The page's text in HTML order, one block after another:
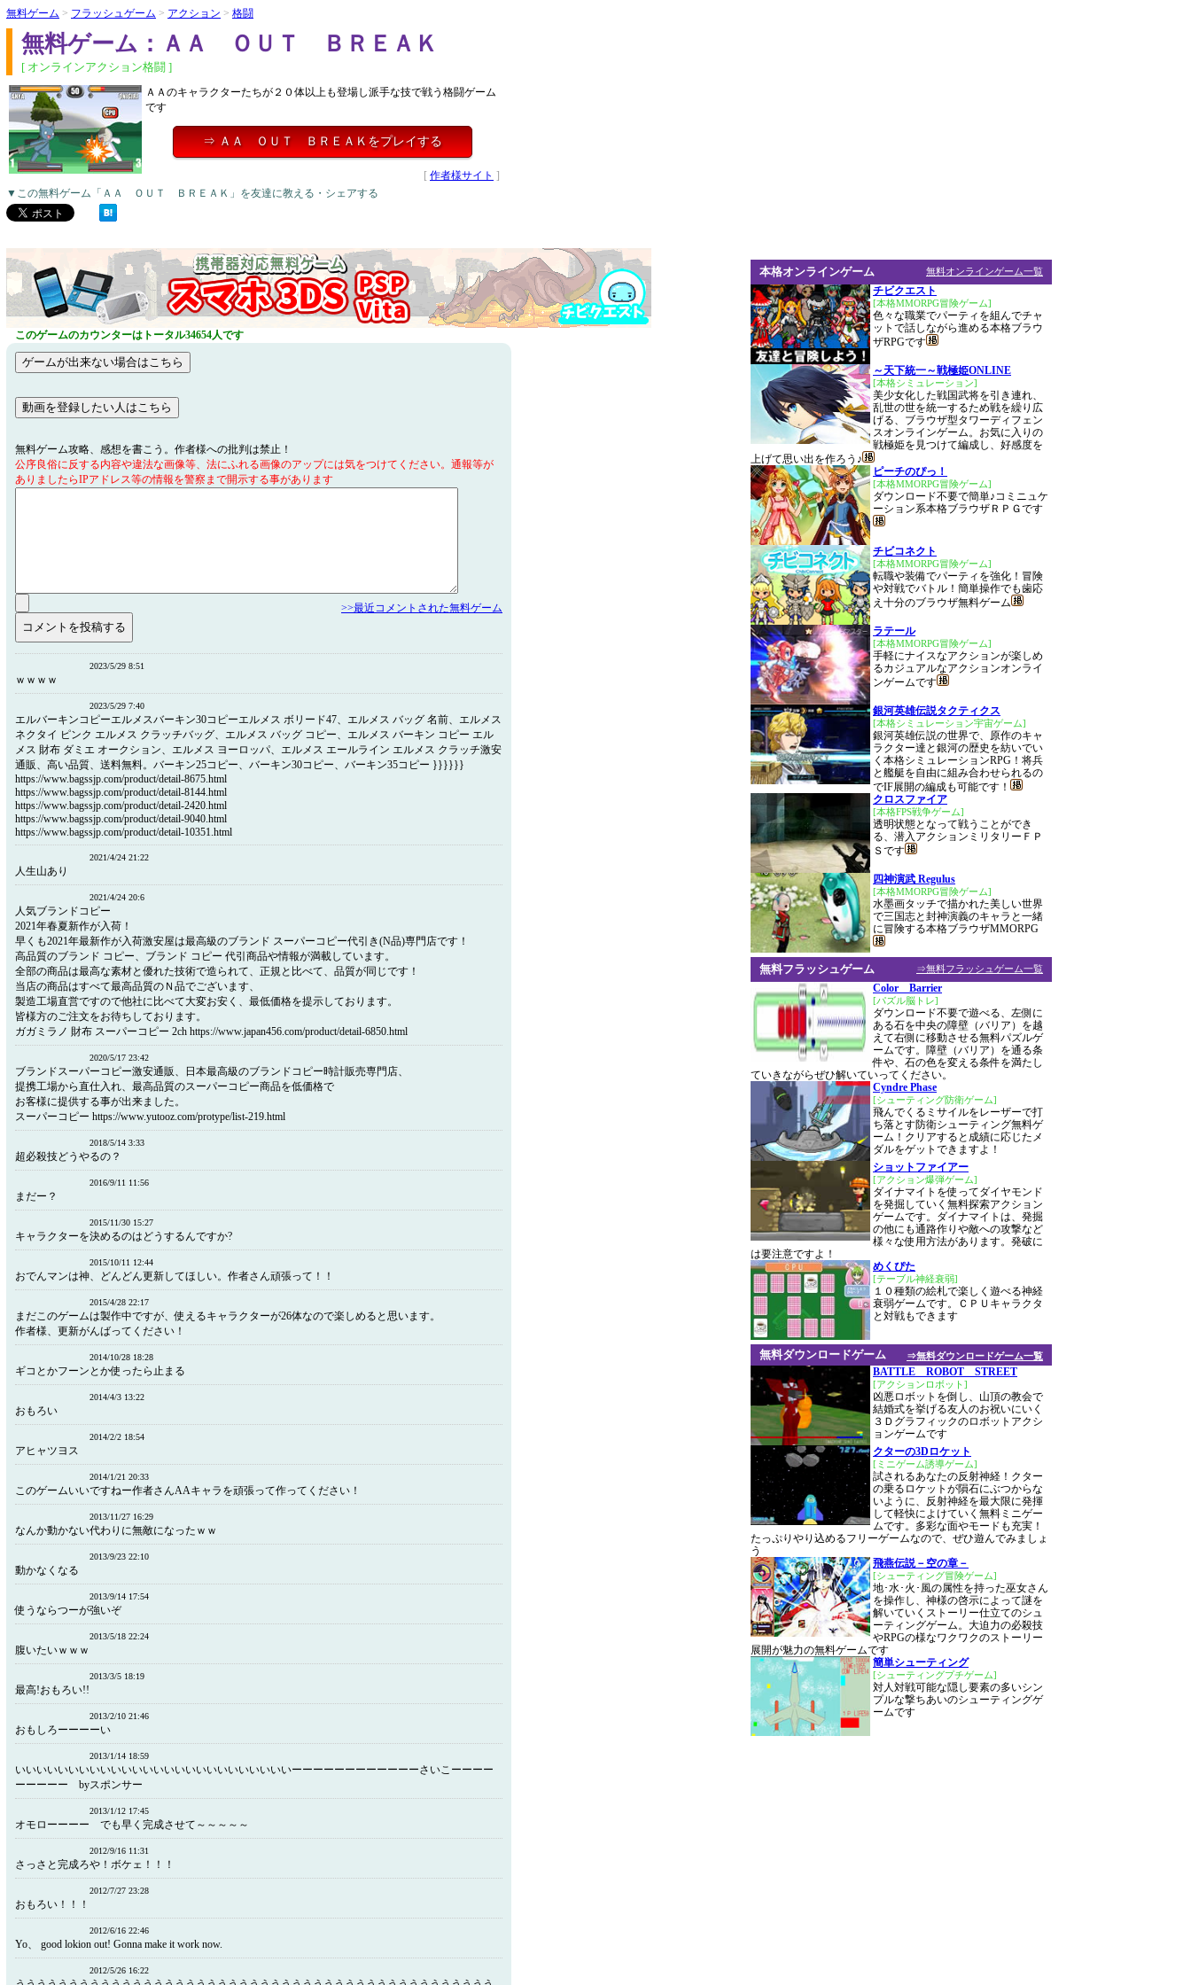
無料ゲーム > フラッシュゲーム > アクション > 格闘
無料ゲーム：ＡＡ ＯＵＴ ＢＲＥＡＫ
[ オンラインアクション格闘 ]
ＡＡのキャラクターたちが２０体以上も登場し派手な技で戦う格闘ゲーム
です
⇒ ＡＡ ＯＵＴ ＢＲＥＡＫをプレイする
[ 作者様サイト ]
▼この無料ゲーム「ＡＡ ＯＵＴ ＢＲＥＡＫ」を友達に教える・シェアする
このゲームのカウンターはトータル34654人です
無料ゲーム攻略、感想を書こう。作者様への批判は禁止！
公序良俗に反する内容や違法な画像等、法にふれる画像のアップには気をつけてください。通報等が
ありましたらIPアドレス等の情報を警察まで開示する事があります
>>最近コメントされた無料ゲーム
2023/5/29 8:51
ｗｗｗｗ
2023/5/29 7:40
エルバーキンコピーエルメスバーキン30コピーエルメス ボリード47、エルメス バッグ 名前、エルメス
ネクタイ ピンク エルメス クラッチバッグ、エルメス バッグ コピー、エルメス バーキン コピー エル
メス 財布 ダミエ オークション、エルメス ヨーロッパ、エルメス エールライン エルメス クラッチ激安
通販、高い品質、送料無料。バーキン25コピー、バーキン30コピー、バーキン35コピー }}}}}}
https://www.bagssjp.com/product/detail-8675.html
https://www.bagssjp.com/product/detail-8144.html
https://www.bagssjp.com/product/detail-2420.html
https://www.bagssjp.com/product/detail-9040.html
https://www.bagssjp.com/product/detail-10351.html
2021/4/24 21:22
人生山あり
2021/4/24 20:6
人気ブランドコピー
2021年春夏新作が入荷！
早くも2021年最新作が入荷激安屋は最高級のブランド スーパーコピー代引き(N品)専門店です！
高品質のブランド コピー、ブランド コピー 代引商品や情報が満載しています。
全部の商品は最高な素材と優れた技術で造られて、正規と比べて、品質が同じです！
当店の商品はすべて最高品質のＮ品でございます、
製造工場直営ですので他社に比べて大変お安く、最低価格を提示しております。
皆様方のご注文をお待ちしております。
ガガミラノ 財布 スーパーコピー 2ch https://www.japan456.com/product/detail-6850.html
2020/5/17 23:42
ブランドスーパーコピー激安通販、日本最高級のブランドコピー時計販売専門店、
提携工場から直仕入れ、最高品質のスーパーコピー商品を低価格で
お客様に提供する事が出来ました。
スーパーコピー https://www.yutooz.com/protype/list-219.html
2018/5/14 3:33
超必殺技どうやるの？
2016/9/11 11:56
まだー？
2015/11/30 15:27
キャラクターを決めるのはどうするんですか?
2015/10/11 12:44
おでんマンは神、どんどん更新してほしい。作者さん頑張って！！
2015/4/28 22:17
まだこのゲームは製作中ですが、使えるキャラクターが26体なので楽しめると思います。
作者様、更新がんばってください！
2014/10/28 18:28
ギコとかフーンとか使ったら止まる
2014/4/3 13:22
おもろい
2014/2/2 18:54
アヒャツヨス
2014/1/21 20:33
このゲームいいですねー作者さんAAキャラを頑張って作ってください！
2013/11/27 16:29
なんか動かない代わりに無敵になったｗｗ
2013/9/23 22:10
動かなくなる
2013/9/14 17:54
使うならつーが強いぞ
2013/5/18 22:24
腹いたいｗｗｗ
2013/3/5 18:19
最高!おもろい!!
2013/2/10 21:46
おもしろーーーーい
2013/1/14 18:59
いいいいいいいいいいいいいいいいいいいいいいいいいいーーーーーーーーーーーーさいこーーーー
ーーーーー byスポンサー
2013/1/12 17:45
オモローーーー でも早く完成させて～～～～～
2012/9/16 11:31
さっさと完成ろや！ボケェ！！！
2012/7/27 23:28
おもろい！！！
2012/6/16 22:46
Yo、 good lokion out! Gonna make it work now.
2012/5/26 16:22
無料オンラインゲーム一覧
本格オンラインゲーム
チビクエスト
[本格MMORPG冒険ゲーム]
色々な職業でパーティを組んでチャ
ットで話しながら進める本格ブラウ
ザRPGです
～天下統一～戦極姫ONLINE
[本格シミュレーション]
美少女化した戦国武将を引き連れ、
乱世の世を統一するため戦を繰り広
げる、ブラウザ型タワーディフェン
スオンラインゲーム。お気に入りの
戦極姫を見つけて編成し、好感度を
上げて思い出を作ろう♪
ピーチのぴっ！
[本格MMORPG冒険ゲーム]
ダウンロード不要で簡単♪コミニュケ
ーション系本格ブラウザＲＰＧです
チビコネクト
[本格MMORPG冒険ゲーム]
転職や装備でパーティを強化！冒険
や対戦でバトル！簡単操作でも歯応
え十分のブラウザ無料ゲーム
ラテール
[本格MMORPG冒険ゲーム]
手軽にナイスなアクションが楽しめ
るカジュアルなアクションオンライ
ンゲームです
銀河英雄伝説タクティクス
[本格シミュレーション宇宙ゲーム]
銀河英雄伝説の世界で、原作のキャ
ラクター達と銀河の歴史を紡いでい
く本格シミュレーションRPG！将兵
と艦艇を自由に組み合わせられるの
でIF展開の編成も可能です！
クロスファイア
[本格FPS戦争ゲーム]
透明状態となって戦うことができ
る、潜入アクションミリタリーＦＰ
Ｓです
四神演武 Regulus
[本格MMORPG冒険ゲーム]
水墨画タッチで描かれた美しい世界
で三国志と封神演義のキャラと一緒
に冒険する本格ブラウザMMORPG
⇒無料フラッシュゲーム一覧
無料フラッシュゲーム
Color Barrier
[パズル脳トレ]
ダウンロード不要で遊べる、左側に
ある石を中央の障壁（バリア）を越
えて右側に移動させる無料パズルゲ
ームです。障壁（バリア）を通る条
件や、石の色を変える条件を満たし
ていきながらぜひ解いていってください。
Cyndre Phase
[シューティング防衛ゲーム]
飛んでくるミサイルをレーザーで打
ち落とす防衛シューティング無料ゲ
ーム！クリアすると成績に応じたメ
ダルをゲットできますよ！
ショットファイアー
[アクション爆弾ゲーム]
ダイナマイトを使ってダイヤモンド
を発掘していく無料探索アクション
ゲームです。ダイナマイトは、発掘
の他にも通路作りや敵への攻撃など
様々な使用方法があります。発破に
は要注意ですよ！
めくぴた
[テーブル神経衰弱]
１０種類の絵札で楽しく遊べる神経
衰弱ゲームです。ＣＰＵキャラクタ
と対戦もできます
⇒無料ダウンロードゲーム一覧
無料ダウンロードゲーム
BATTLE ROBOT STREET
[アクションロボット]
凶悪ロボットを倒し、山頂の教会で
結婚式を挙げる友人のお祝いにいく
３Ｄグラフィックのロボットアクシ
ョンゲームです
クターの3Dロケット
[ミニゲーム誘導ゲーム]
試されるあなたの反射神経！クター
の乗るロケットが隕石にぶつからな
いように、反射神経を最大限に発揮
して軽快によけていく無料ミニゲー
ムです。多彩な面やモードも充実！
たっぷりやり込めるフリーゲームなので、ぜひ遊んでみましょ
う
飛燕伝説－空の章－
[シューティング冒険ゲーム]
地･水･火･風の属性を持った巫女さん
を操作し、神様の啓示によって謎を
解いていくストーリー仕立てのシュ
ーティングゲーム。大迫力の必殺技
やRPGの様なワクワクのストーリー
展開が魅力の無料ゲームです
簡単シューティング
[シューティングプチゲーム]
対人対戦可能な隠し要素の多いシン
プルな撃ちあいのシューティングゲ
ームです